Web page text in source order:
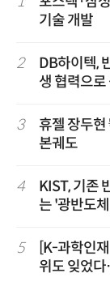
기술 개발
2
DB하이텍,
생 협력으
3
휴젤 장두
본궤도
4
KIST, 기존
는 '광반도
5
[K-과학인
위도 잊었